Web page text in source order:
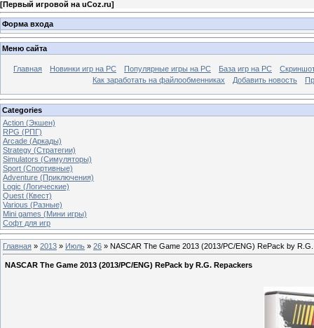
[Первый игровой на uCoz.ru]
Форма входа
Меню сайта
Главная Новинки игр на PC Популярные игры на PC База игр на РС
Как заработать на файлообменниках
Добавить новость
Categories
Action (Экшен)
RPG (РПГ)
Arcade (Аркады)
Strategy (Стратегии)
Simulators (Симуляторы)
Sport (Спортивные)
Adventure (Приключения)
Logic (Логические)
Quest (Квест)
Various (Разные)
Mini games (Мини игры)
Софт для игр
Главная » 2013 » Июль » 26 » NASCAR The Game 2013 (2013/PC/ENG) RePack by
NASCAR The Game 2013 (2013/PC/ENG) RePack by R.G. Repackers